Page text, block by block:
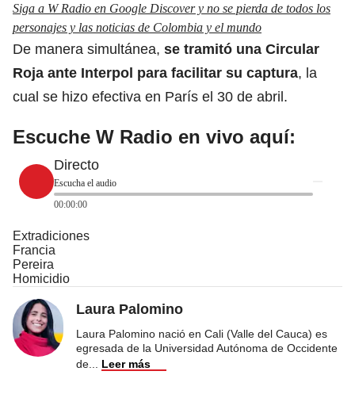
Siga a W Radio en Google Discover y no se pierda de todos los
personajes y las noticias de Colombia y el mundo
De manera simultánea, se tramitó una Circular
Roja ante Interpol para facilitar su captura, la
cual se hizo efectiva en París el 30 de abril.
Escuche W Radio en vivo aquí:
Directo
Escucha el audio
00:00:00
Extradiciones
Francia
Pereira
Homicidio
Laura Palomino
Laura Palomino nació en Cali (Valle del Cauca) es
egresada de la Universidad Autónoma de Occidente
de
Leer más